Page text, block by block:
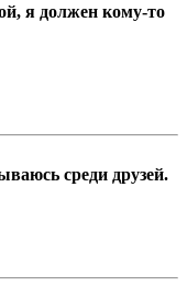
я должен кому-то
среди друзей.